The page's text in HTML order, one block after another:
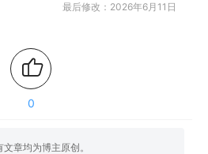
最后修改：2026年6月11日
0
章均为博主原创。